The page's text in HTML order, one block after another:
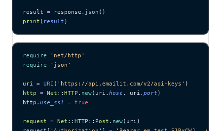
result = response. json ()
print ( result )
require ' net/http '
require ' json '
uri = URI ( ' https://api.emailit.com/v2/api-keys ' )
http = Net :: HTTP . new(uri. host , uri. port )
http. use_ssl = true
request = Net :: HTTP :: Post . new(uri)